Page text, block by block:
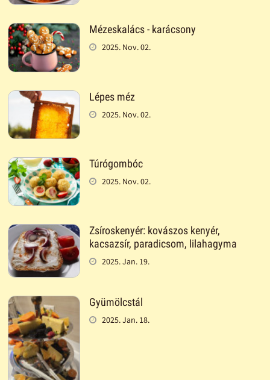
Mézeskalács - karácsony
2025. Nov. 02.
Lépes méz
2025. Nov. 02.
Túrógombóc
2025. Nov. 02.
Zsíroskenyér: kovászos kenyér,
kacsazsír, paradicsom, lilahagyma
2025. Jan. 19.
Gyümölcstál
2025. Jan. 18.